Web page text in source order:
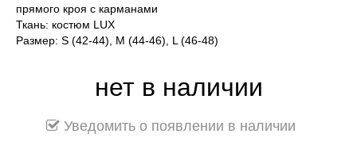
прямого кроя с карманами
Ткань: костюм LUX
Размер: S (42-44), М (44-46), L (46-48)
нет в наличии
Уведомить о появлении в наличии